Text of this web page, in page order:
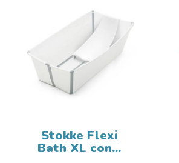
Stokke Flexi
Bath XL con...
Precio base